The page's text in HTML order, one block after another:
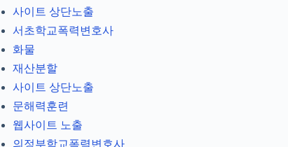
사이트 상단노출
서초학교폭력변호사
화물
재산분할
사이트 상단노출
문해력훈련
웹사이트 노출
의정부학교폭력변호사